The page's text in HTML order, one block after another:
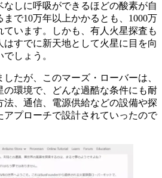
なしに呼吸ができるほどの酸素が自
で10万年以上かかるとも、1000万
います。しかも、有人火星探査も
はすでに新天地として火星に目を向
しょう。
たが、このマーズ・ローバーは、
の環境で、どんな過酷な条件にも耐
法、通信、電源供給などの設備や探
アプローチで設計されていったので